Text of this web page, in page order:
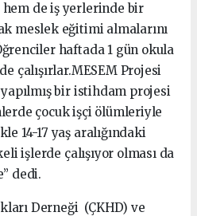
de iş yerlerinde bir
meslek eğitimi almalarını
haftada 1 gün okula
çalışırlar.MESEM Projesi
bir istihdam projesi
çocuk işçi ölümleriyle
14-17 yaş aralığındaki
işlerde çalışıyor olması da
dedi.
Derneği (ÇKHD) ve